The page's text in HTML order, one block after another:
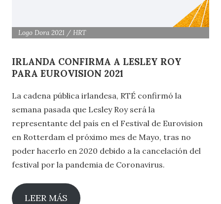
Logo Dora 2021 / HRT
IRLANDA CONFIRMA A LESLEY ROY
PARA EUROVISION 2021
La cadena pública irlandesa, RTÉ confirmó la
semana pasada que Lesley Roy será la
representante del país en el Festival de Eurovision
en Rotterdam el próximo mes de Mayo, tras no
poder hacerlo en 2020 debido a la cancelación del
festival por la pandemia de Coronavirus.
LEER MÁS